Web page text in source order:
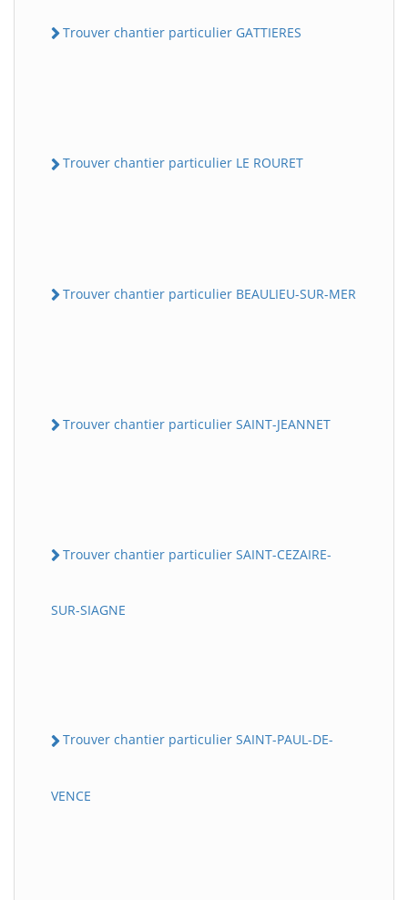
Trouver chantier particulier GATTIERES
Trouver chantier particulier LE ROURET
Trouver chantier particulier BEAULIEU-SUR-MER
Trouver chantier particulier SAINT-JEANNET
Trouver chantier particulier SAINT-CEZAIRE-
SUR-SIAGNE
Trouver chantier particulier SAINT-PAUL-DE-
VENCE